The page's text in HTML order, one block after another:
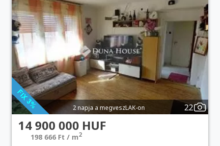
2 napja a megveszLAK-on 22
14 900 000 HUF
198 666 Ft / m2